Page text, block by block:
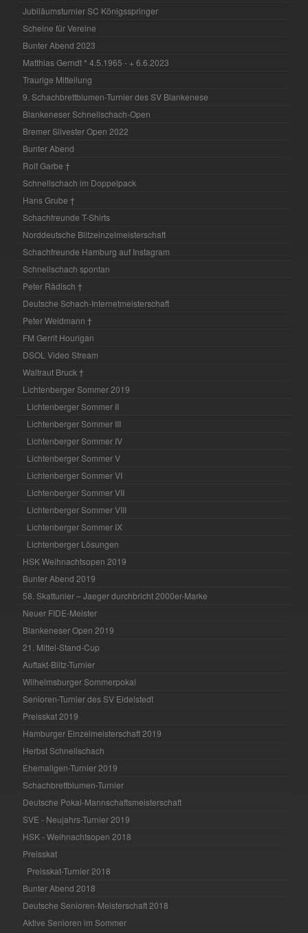
Jubiläumsturnier SC Königsspringer
Scheine für Vereine
Bunter Abend 2023
Matthias Gerndt * 4.5.1965 - + 6.6.2023
Traurige Mitteilung
9. Schachbrettblumen-Turnier des SV Blankenese
Blankeneser Schnellschach-Open
Bremer Silvester Open 2022
Bunter Abend
Rolf Garbe †
Schnellschach im Doppelpack
Hans Grube †
Schachfreunde T-Shirts
Norddeutsche Blitzeinzelmeisterschaft
Schachfreunde Hamburg auf Instagram
Schnellschach spontan
Peter Rädisch †
Deutsche Schach-Internetmeisterschaft
Peter Weidmann †
FM Gerrit Hourigan
DSOL Video Stream
Waltraut Bruck †
Lichtenberger Sommer 2019
Lichtenberger Sommer II
Lichtenberger Sommer III
Lichtenberger Sommer IV
Lichtenberger Sommer V
Lichtenberger Sommer VI
Lichtenberger Sommer VII
Lichtenberger Sommer VIII
Lichtenberger Sommer IX
Lichtenberger Lösungen
HSK Weihnachtsopen 2019
Bunter Abend 2019
58. Skattunier – Jaeger durchbricht 2000er-Marke
Neuer FIDE-Meister
Blankeneser Open 2019
21. Mittel-Stand-Cup
Auftakt-Blitz-Turnier
Wilhelmsburger Sommerpokal
Senioren-Turnier des SV Eidelstedt
Preisskat 2019
Hamburger Einzelmeisterschaft 2019
Herbst Schnellschach
Ehemaligen-Turnier 2019
Schachbrettblumen-Turnier
Deutsche Pokal-Mannschaftsmeisterschaft
SVE - Neujahrs-Turnier 2019
HSK - Weihnachtsopen 2018
Preisskat
Preisskat-Turnier 2018
Bunter Abend 2018
Deutsche Senioren-Meisterschaft 2018
Aktive Senioren im Sommer